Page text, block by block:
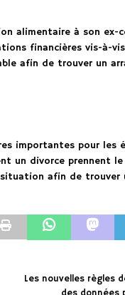
alimentaire à son
financières vis-à-
afin de trouver un
importantes pour les
un divorce prennent
afin de trouver
Les nouvelles règles